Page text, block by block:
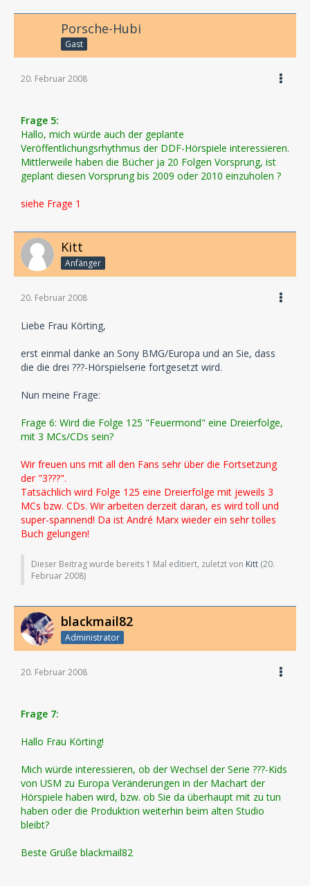
Porsche-Hubi
Gast
20. Februar 2008
Frage 5:
Hallo, mich würde auch der geplante
Veröffentlichungsrhythmus der DDF-Hörspiele interessieren.
Mittlerweile haben die Bücher ja 20 Folgen Vorsprung, ist
geplant diesen Vorsprung bis 2009 oder 2010 einzuholen ?
siehe Frage 1
Kitt
Anfänger
20. Februar 2008
Liebe Frau Körting,
erst einmal danke an Sony BMG/Europa und an Sie, dass
die die drei ???-Hörspielserie fortgesetzt wird.
Nun meine Frage:
Frage 6: Wird die Folge 125 "Feuermond" eine Dreierfolge,
mit 3 MCs/CDs sein?
Wir freuen uns mit all den Fans sehr über die Fortsetzung
der "3???".
Tatsächlich wird Folge 125 eine Dreierfolge mit jeweils 3
MCs bzw. CDs. Wir arbeiten derzeit daran, es wird toll und
super-spannend! Da ist André Marx wieder ein sehr tolles
Buch gelungen!
Dieser Beitrag wurde bereits 1 Mal editiert, zuletzt von Kitt (20.
Februar 2008)
blackmail82
Administrator
20. Februar 2008
Frage 7:
Hallo Frau Körting!
Mich würde interessieren, ob der Wechsel der Serie ???-Kids
von USM zu Europa Veränderungen in der Machart der
Hörspiele haben wird, bzw. ob Sie da überhaupt mit zu tun
haben oder die Produktion weiterhin beim alten Studio
bleibt?
Beste Grüße blackmail82